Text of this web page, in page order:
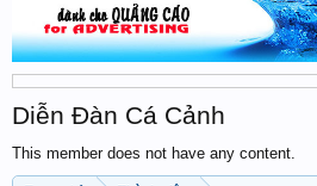
Diễn Đàn Cá Cảnh
This member does not have any content.